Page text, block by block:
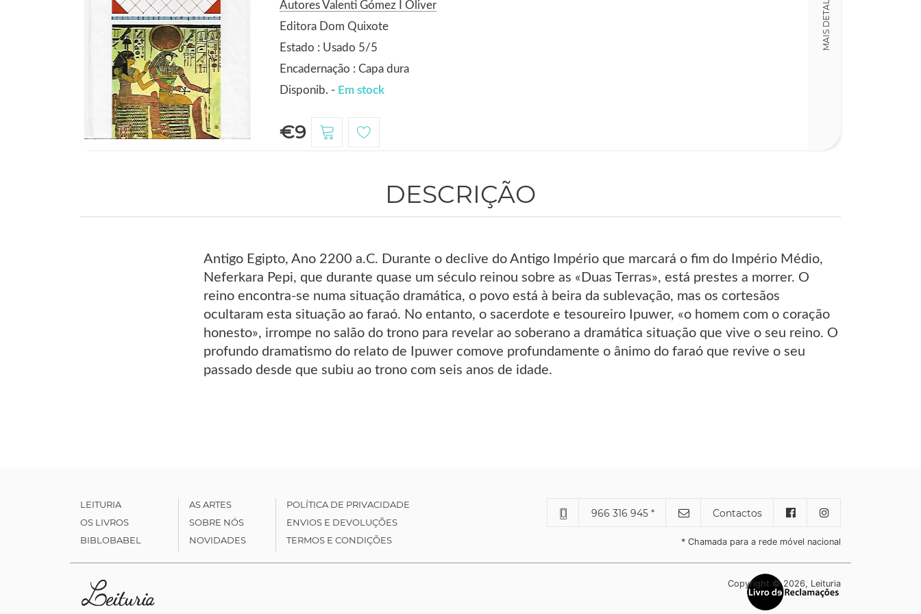
Autores Valenti Gómez I Oliver
Editora Dom Quixote
Estado : Usado 5/5
Encadernação : Capa dura
Disponib. - Em stock
€9
MAIS DETALHES
DESCRIÇÃO
Antigo Egipto, Ano 2200 a.C. Durante o declive do Antigo Império que marcará o fim do Império Médio,
Neferkara Pepi, que durante quase um século reinou sobre as «Duas Terras», está prestes a morrer. O
reino encontra-se numa situação dramática, o povo está à beira da sublevação, mas os cortesãos
ocultaram esta situação ao faraó. No entanto, o sacerdote e tesoureiro Ipuwer, «o homem com o coração
honesto», irrompe no salão do trono para revelar ao soberano a dramática situação que vive o seu reino. O
profundo dramatismo do relato de Ipuwer comove profundamente o ânimo do faraó que revive o seu
passado desde que subiu ao trono com seis anos de idade.
LEITURIA
OS LIVROS
BIBLOBABEL
AS ARTES
SOBRE NÓS
NOVIDADES
POLÍTICA DE PRIVACIDADE
ENVIOS E DEVOLUÇÕES
TERMOS E CONDIÇÕES
966 316 945 * Contactos
* Chamada para a rede móvel nacional
Copyright © 2026, Leituria